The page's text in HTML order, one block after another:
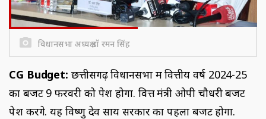
विधानसभा अध्यक्ष डॉ रमन सिंह
CG Budget: छत्तीसगढ़ विधानसभा में वित्तीय वर्ष 2024-25
का बजट 9 फरवरी को पेश होगा. वित्त मंत्री ओपी चौधरी बजट
पेश करेंगे. यह विष्णु देव साय सरकार का पहला बजट होगा.